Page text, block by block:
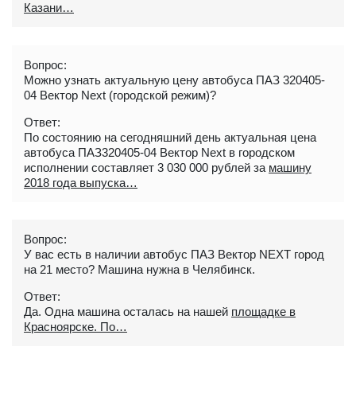
Казани
Вопрос:
Можно узнать актуальную цену автобуса ПАЗ 320405-
04 Вектор Next (городской режим)?
Ответ:
По состоянию на сегодняшний день актуальная цена
автобуса ПАЗ320405-04 Вектор Next в городском
исполнении составляет 3 030 000 рублей за машину
2018 года выпуска
Вопрос:
У вас есть в наличии автобус ПАЗ Вектор NEXT город
на 21 место? Машина нужна в Челябинск.
Ответ:
Да. Одна машина осталась на нашей площадке в
Красноярске. По